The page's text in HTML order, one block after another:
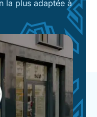
la plus adaptée à